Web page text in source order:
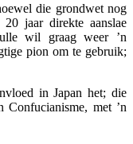
die grondwet nog
jaar direkte aanslae
wil graag weer ’n
pion om te gebruik;
in Japan het; die
Confucianisme, met ’n